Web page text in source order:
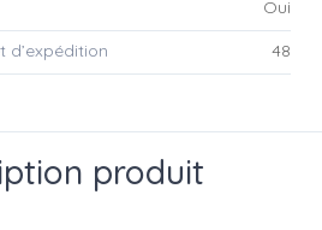
Oui
d’expédition 48
produit